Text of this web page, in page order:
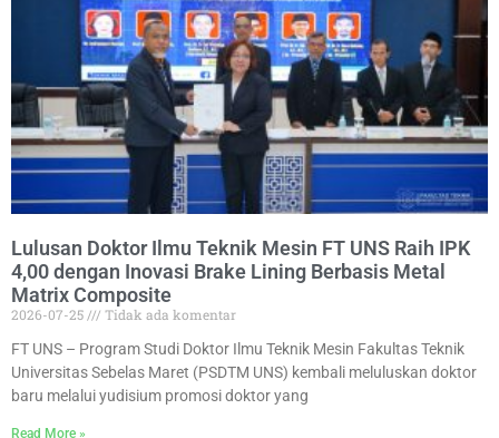
Lulusan Doktor Ilmu Teknik Mesin FT UNS Raih IPK
4,00 dengan Inovasi Brake Lining Berbasis Metal
Matrix Composite
2026-07-25
Tidak ada komentar
FT UNS – Program Studi Doktor Ilmu Teknik Mesin Fakultas Teknik
Universitas Sebelas Maret (PSDTM UNS) kembali meluluskan doktor
baru melalui yudisium promosi doktor yang
Read More »